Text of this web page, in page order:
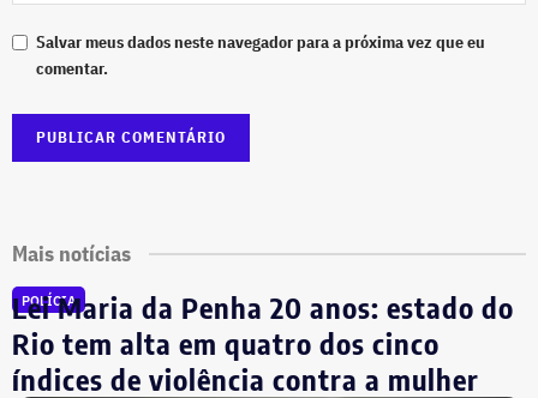
Salvar meus dados neste navegador para a próxima vez que eu
comentar.
Mais notícias
POLÍCIA
Lei Maria da Penha 20 anos: estado do
Rio tem alta em quatro dos cinco
índices de violência contra a mulher